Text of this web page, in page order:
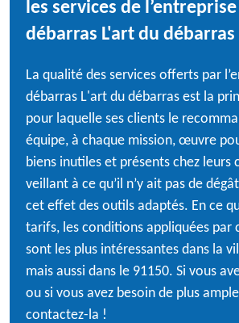
les services de
débarras L'art du débarras
La qualité des services offerts par
débarras L'art du débarras est la
pour laquelle ses clients le
équipe, à chaque mission, œuvre
biens inutiles et présents chez leurs
veillant à ce qu’il n’y ait pas de
cet effet des outils adaptés. En ce
tarifs, les conditions appliquées par
sont les plus intéressantes dans la
mais aussi dans le 91150. Si vous
ou si vous avez besoin de plus
contactez-la !